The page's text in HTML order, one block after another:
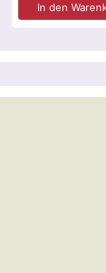
In den